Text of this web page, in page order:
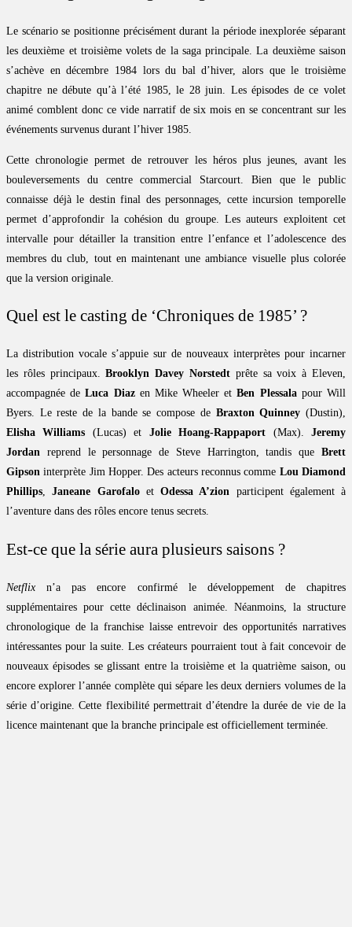
Le scénario se positionne précisément durant la période inexplorée séparant
les deuxième et troisième volets de la saga principale. La deuxième saison
s’achève en décembre 1984 lors du bal d’hiver, alors que le troisième
chapitre ne débute qu’à l’été 1985, le 28 juin. Les épisodes de ce volet
animé comblent donc ce vide narratif de six mois en se concentrant sur les
événements survenus durant l’hiver 1985.
Cette chronologie permet de retrouver les héros plus jeunes, avant les
bouleversements du centre commercial Starcourt. Bien que le public
connaisse déjà le destin final des personnages, cette incursion temporelle
permet d’approfondir la cohésion du groupe. Les auteurs exploitent cet
intervalle pour détailler la transition entre l’enfance et l’adolescence des
membres du club, tout en maintenant une ambiance visuelle plus colorée
que la version originale.
Quel est le casting de ‘Chroniques de 1985’ ?
La distribution vocale s’appuie sur de nouveaux interprètes pour incarner
les rôles principaux.Brooklyn Davey Norstedt prête sa voix à Eleven,
accompagnée deLuca Diazen Mike Wheeler etBen Plessalapour Will
Byers. Le reste de la bande se compose de Braxton Quinney (Dustin),
Elisha Williams (Lucas) et Jolie Hoang-Rappaport (Max).Jeremy
Jordan reprend le personnage de Steve Harrington, tandis que Brett
Gipson interprète Jim Hopper. Des acteurs reconnus comme Lou Diamond
Phillips,Janeane Garofaloet Odessa A’zion participent également à
l’aventure dans des rôles encore tenus secrets.
Est-ce que la série aura plusieurs saisons ?
Netflix n’a pas encore confirmé le développement de chapitres
supplémentaires pour cette déclinaison animée. Néanmoins, la structure
chronologique de la franchise laisse entrevoir des opportunités narratives
intéressantes pour la suite. Les créateurs pourraient tout à fait concevoir de
nouveaux épisodes se glissant entre la troisième et la quatrième saison, ou
encore explorer l’année complète qui sépare les deux derniers volumes de la
série d’origine. Cette flexibilité permettrait d’étendre la durée de vie de la
licence maintenant que la branche principale est officiellement terminée.